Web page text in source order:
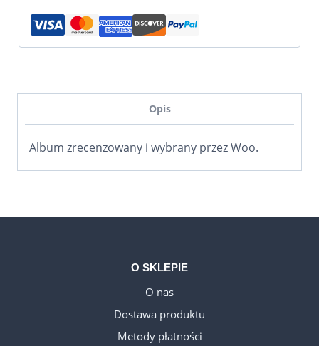
Opis
Album zrecenzowany i wybrany przez Woo.
O SKLEPIE
O nas
Dostawa produktu
Metody płatności
WELSH_IPTV